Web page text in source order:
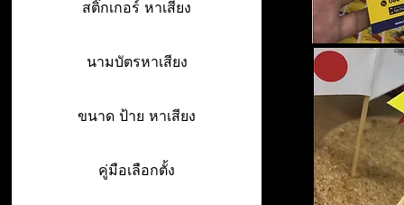
สติ๊กเกอร์ หาเสียง
นามบัตรหาเสียง
ขนาด ป้าย หาเสียง
คู่มือเลือกตั้ง